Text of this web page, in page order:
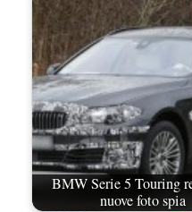
BMW Serie 5 Touring
nuove foto spia